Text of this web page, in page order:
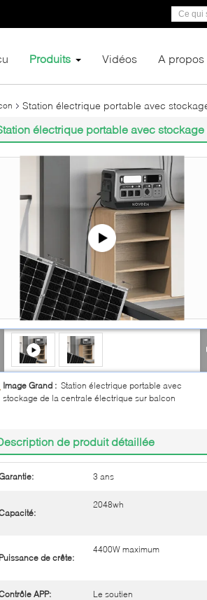
Produits Vidéos A propos
Station électrique portable avec
électrique portable avec
Image Grand : Station électrique portable avec
stockage de la centrale électrique sur balcon
de produit détaillée
3 ans
2048wh
Puissance de crête:
4400W maximum
APP: Le soutien